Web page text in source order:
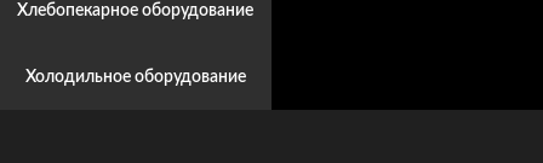
Хлебопекарное оборудование
Холодильное оборудование